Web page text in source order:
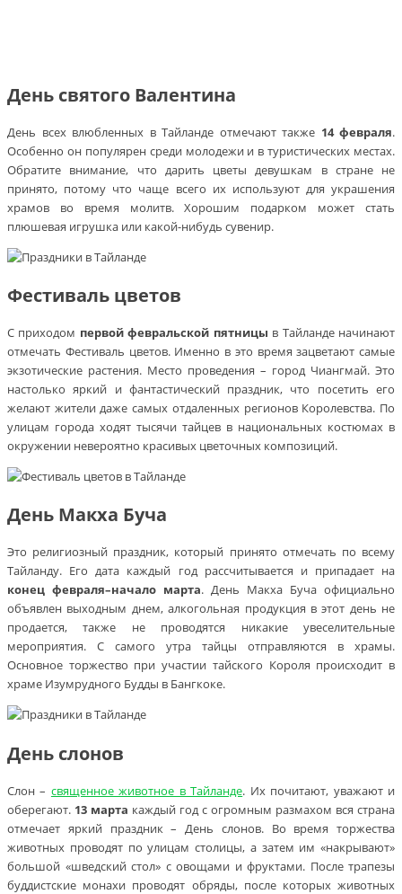
День святого Валентина
День всех влюбленных в Тайланде отмечают также 14 февраля.
Особенно он популярен среди молодежи и в туристических местах.
Обратите внимание, что дарить цветы девушкам в стране не
принято, потому что чаще всего их используют для украшения
храмов во время молитв. Хорошим подарком может стать
плюшевая игрушка или какой-нибудь сувенир.
Фестиваль цветов
С приходом первой февральской пятницы в Тайланде начинают
отмечать Фестиваль цветов. Именно в это время зацветают самые
экзотические растения. Место проведения – город Чиангмай. Это
настолько яркий и фантастический праздник, что посетить его
желают жители даже самых отдаленных регионов Королевства. По
улицам города ходят тысячи тайцев в национальных костюмах в
окружении невероятно красивых цветочных композиций.
День Макха Буча
Это религиозный праздник, который принято отмечать по всему
Тайланду. Его дата каждый год рассчитывается и припадает на
конец февраля–начало марта. День Макха Буча официально
объявлен выходным днем, алкогольная продукция в этот день не
продается, также не проводятся никакие увеселительные
мероприятия. С самого утра тайцы отправляются в храмы.
Основное торжество при участии тайского Короля происходит в
храме Изумрудного Будды в Бангкоке.
День слонов
Слон – священное животное в Тайланде. Их почитают, уважают и
оберегают. 13 марта каждый год с огромным размахом вся страна
отмечает яркий праздник – День слонов. Во время торжества
животных проводят по улицам столицы, а затем им «накрывают»
большой «шведский стол» с овощами и фруктами. После трапезы
буддистские монахи проводят обряды, после которых животных